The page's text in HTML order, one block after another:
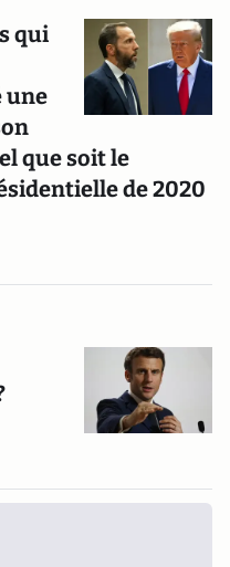
qui
une
que soit le
de 2020